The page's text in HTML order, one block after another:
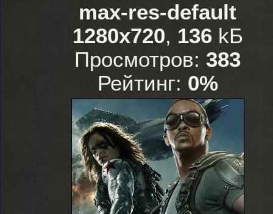
max-res-default
1280x720, 136kБ
Просмотров: 383
Рейтинг: 0%